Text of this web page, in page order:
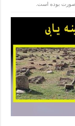
صورت بوده است.